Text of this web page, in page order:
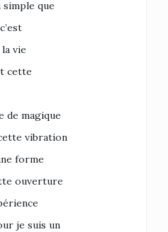
simple que
la vie
cette
de magique
vibration
forme
ouverture
je suis un